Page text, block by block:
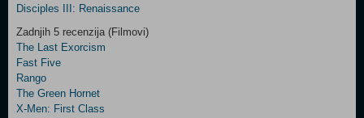
Three
Disciples III: Renaissance
Zadnjih 5 recenzija (Filmovi)
The Last Exorcism
Fast Five
Rango
The Green Hornet
X-Men: First Class